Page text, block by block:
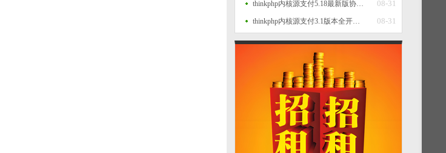
08-31
thinkphp内核源支付5.18最新版协议去授权全套三端开源源码_客户端+云端+监控+协议三网免挂免输入（全套版）
08-31
thinkphp内核源支付3.1版本全开源版+店员监控软件+手机监控APP源码